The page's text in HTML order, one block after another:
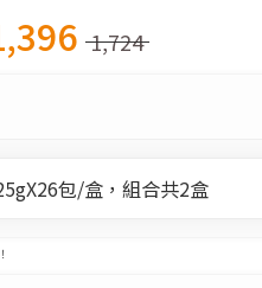
1,724
包/盒，組合共2盒